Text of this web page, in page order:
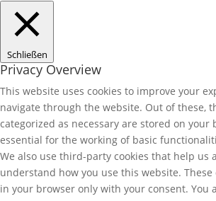
Schließen
Privacy Overview
This website uses cookies to improve your
navigate through the website. Out of these,
categorized as necessary are stored on your
essential for the working of basic
We also use third-party cookies that help us
understand how you use this website.
in your browser only with your consent. You